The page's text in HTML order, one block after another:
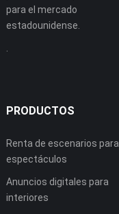
para el mercado
estadounidense.
PRODUCTOS
Renta de escenarios para
espectáculos
Anuncios digitales para
interiores